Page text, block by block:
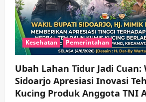
Kesehatan Pemerintahan
Ubah Lahan Tidur Jadi Cuan:
Sidoarjo Apresiasi Inovasi
Kucing Produk Anggota TNI